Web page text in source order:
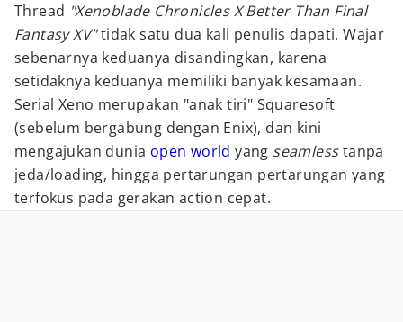
Thread "Xenoblade Chronicles X Better Than Final
Fantasy XV"tidak satu dua kali penulis dapati. Wajar
sebenarnya keduanya disandingkan, karena
setidaknya keduanya memiliki banyak kesamaan.
Serial Xeno merupakan "anak tiri" Squaresoft
(sebelum bergabung dengan Enix), dan kini
mengajukan dunia open world yang seamlesstanpa
jeda/loading, hingga pertarungan pertarungan yang
terfokus pada gerakan action cepat.